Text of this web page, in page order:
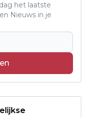
het laatste
Nieuws in je